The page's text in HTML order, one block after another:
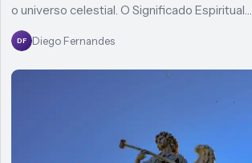
o universo celestial. O Significado Espiritual…
DF Diego Fernandes